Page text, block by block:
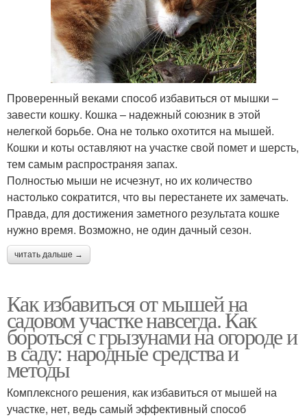
Проверенный веками способ избавиться от мышки –
завести кошку. Кошка – надежный союзник в этой
нелегкой борьбе. Она не только охотится на мышей.
Кошки и коты оставляют на участке свой помет и шерсть,
тем самым распространяя запах.
Полностью мыши не исчезнут, но их количество
настолько сократится, что вы перестанете их замечать.
Правда, для достижения заметного результата кошке
нужно время. Возможно, не один дачный сезон.
читать дальше →
Как избавиться от мышей на
садовом участке навсегда. Как
бороться с грызунами на огороде и
в саду: народные средства и
методы
Комплексного решения, как избавиться от мышей на
участке, нет, ведь самый эффективный способ